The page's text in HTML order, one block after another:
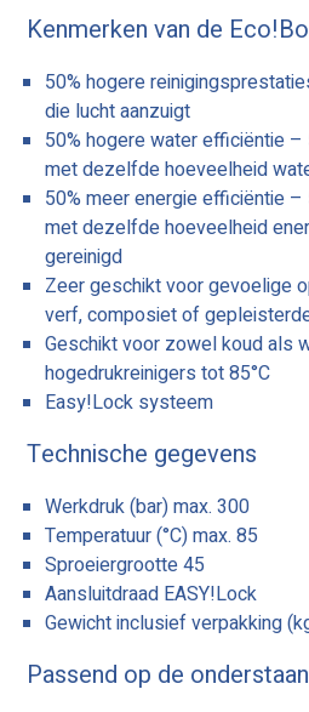
Kenmerken van de
50% hogere
die lucht aanzuigt
50% hogere water efficiëntie
met dezelfde hoeveelheid
50% meer energie efficiëntie
met dezelfde hoeveelheid
gereinigd
Zeer geschikt voor gevoelige
verf, composiet of
Geschikt voor zowel koud als
hogedrukreinigers tot 85°C
Easy!Lock systeem
Technische gegevens
Werkdruk (bar) max. 300
Temperatuur (°C) max. 85
Sproeiergrootte 45
Aansluitdraad EASY!Lock
Gewicht inclusief verpakking
Passend op de